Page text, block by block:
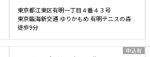
東京都江東区有明一丁目４番４３号
東京臨海新交通 ゆりかもめ 有明テニスの森
徒歩9分
申込有